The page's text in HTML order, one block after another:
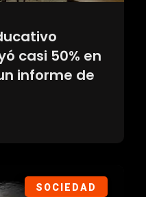
casi 50% en
informe de
SOCIEDAD